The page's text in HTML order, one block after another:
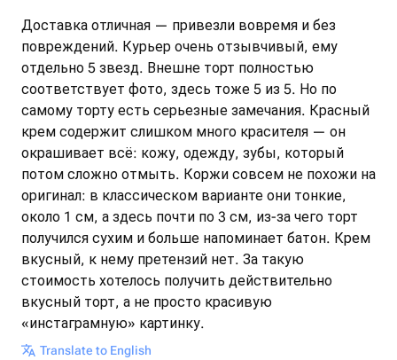
Доставка отличная — привезли вовремя и без
повреждений. Курьер очень отзывчивый, ему
отдельно 5 звезд. Внешне торт полностью
соответствует фото, здесь тоже 5 из 5. Но по
самому торту есть серьезные замечания. Красный
крем содержит слишком много красителя — он
окрашивает всё: кожу, одежду, зубы, который
потом сложно отмыть. Коржи совсем не похожи на
оригинал: в классическом варианте они тонкие,
около 1 см, а здесь почти по 3 см, из-за чего торт
получился сухим и больше напоминает батон. Крем
вкусный, к нему претензий нет. За такую
стоимость хотелось получить действительно
вкусный торт, а не просто красивую
«инстаграмную» картинку.
Translate to English